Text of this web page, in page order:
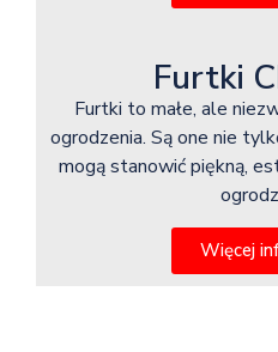
Furtki
Furtki to małe, ale
ogrodzenia. Są one nie
mogą stanowić piękną,
Więcej